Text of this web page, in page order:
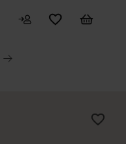
→